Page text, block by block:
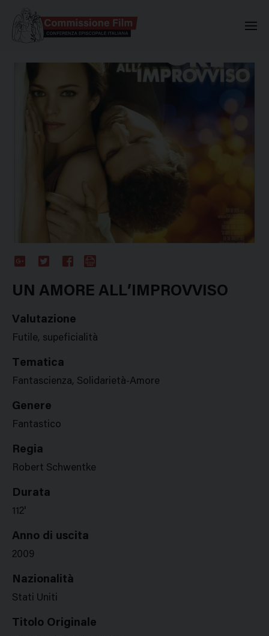
Plus
UN AMORE ALL’IMPROVVISO
Valutazione
Futile, supeficialità
Tematica
Fantascienza, Solidarietà-Amore
Genere
Fantastico
Regia
Robert Schwentke
Durata
112'
Anno di uscita
2009
Nazionalità
Stati Uniti
Titolo Originale